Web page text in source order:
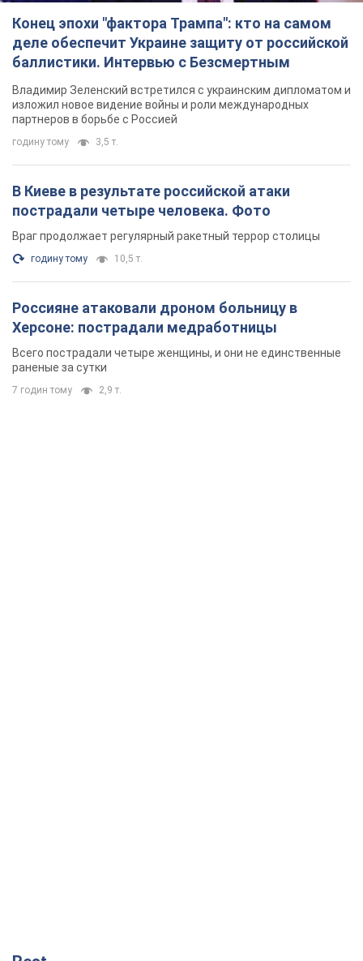
Конец эпохи "фактора Трампа": кто на самом
деле обеспечит Украине защиту от российской
баллистики. Интервью с Безсмертным
Владимир Зеленский встретился с украинским дипломатом и
изложил новое видение войны и роли международных
партнеров в борьбе с Россией
годину тому 3,5 т.
В Киеве в результате российской атаки
пострадали четыре человека. Фото
Враг продолжает регулярный ракетный террор столицы
годину тому 10,5 т.
Россияне атаковали дроном больницу в
Херсоне: пострадали медработницы
Всего пострадали четыре женщины, и они не единственные
раненые за сутки
7 годин тому 2,9 т.